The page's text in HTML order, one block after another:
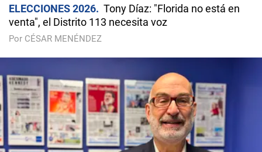
ELECCIONES 2026
Tony Díaz: "Florida no está en
venta", el Distrito 113 necesita voz
Por CÉSAR MENÉNDEZ